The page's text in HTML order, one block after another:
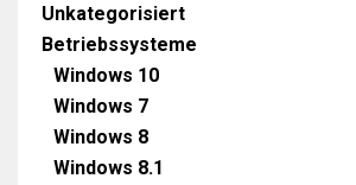
Unkategorisiert
Betriebssysteme
Windows 10
Windows 7
Windows 8
Windows 8.1